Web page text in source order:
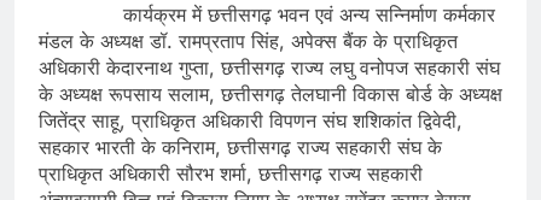
कार्यक्रम में छत्तीसगढ़ भवन एवं अन्य सन्निर्माण कर्मकार
मंडल के अध्यक्ष डॉ. रामप्रताप सिंह, अपेक्स बैंक के प्राधिकृत
अधिकारी केदारनाथ गुप्ता, छत्तीसगढ़ राज्य लघु वनोपज सहकारी संघ
के अध्यक्ष रूपसाय सलाम, छत्तीसगढ़ तेलघानी विकास बोर्ड के अध्यक्ष
जितेंद्र साहू, प्राधिकृत अधिकारी विपणन संघ शशिकांत द्विवेदी,
सहकार भारती के कनिराम, छत्तीसगढ़ राज्य सहकारी संघ के
प्राधिकृत अधिकारी सौरभ शर्मा, छत्तीसगढ़ राज्य सहकारी